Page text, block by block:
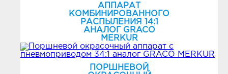
АППАРАТ
КОМБИНИРОВАННОГО
РАСПЫЛЕНИЯ 14:1
АНАЛОГ GRACO
MERKUR
ПОРШНЕВОЙ